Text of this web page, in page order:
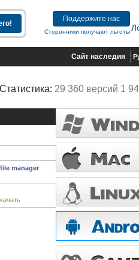
Поддержите нас
Сторонники получают льготы
Сайт наследия
Статистика: 29 360 версий 1
manager